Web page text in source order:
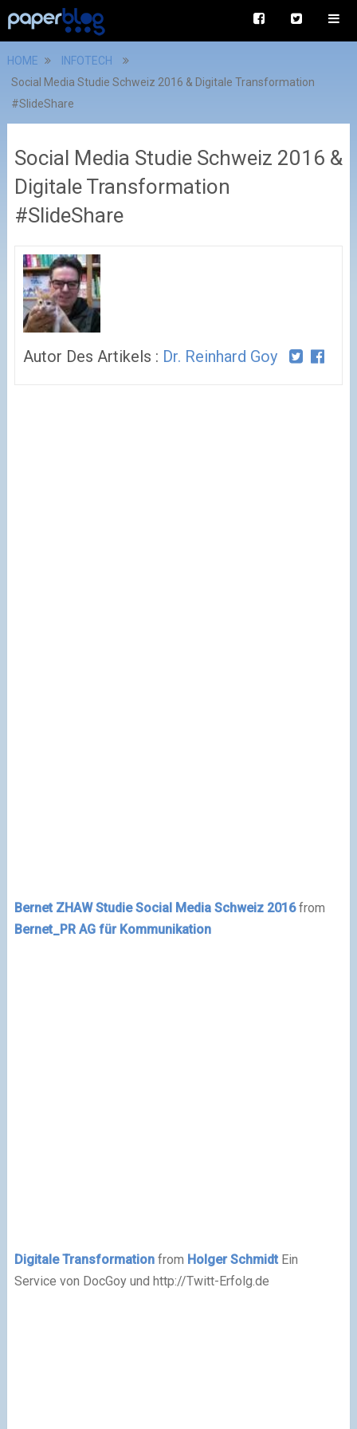
HOME
INFOTECH
Social Media Studie Schweiz 2016 & Digitale Transformation
#SlideShare
Social Media Studie Schweiz 2016 &
Digitale Transformation
#SlideShare
Autor Des Artikels : Dr. Reinhard Goy
Bernet ZHAW Studie Social Media Schweiz 2016 from
Bernet_PR AG für Kommunikation
Digitale Transformation from Holger SchmidtEin
Service von DocGoy und http://Twitt-Erfolg.de